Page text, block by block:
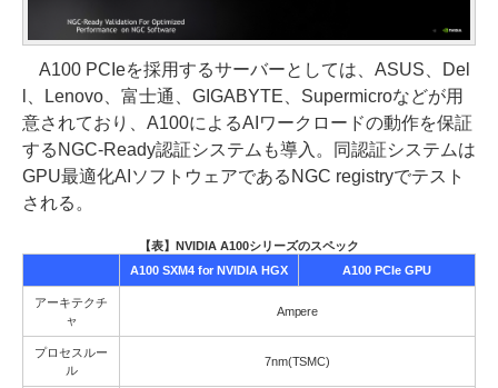
A100 PCIeを採用するサーバーとしては、ASUS、Del
l、Lenovo、富士通、GIGABYTE、Supermicroなどが用
意されており、A100によるAIワークロードの動作を保証
するNGC-Ready認証システムも導入。同認証システムは
GPU最適化AIソフトウェアであるNGC registryでテスト
される。
【表】NVIDIA A100シリーズのスペック
A100 SXM4 for NVIDIA HGX
A100 PCIe GPU
アーキテクチ
ャ
Ampere
プロセスルー
ル
7nm(TSMC)